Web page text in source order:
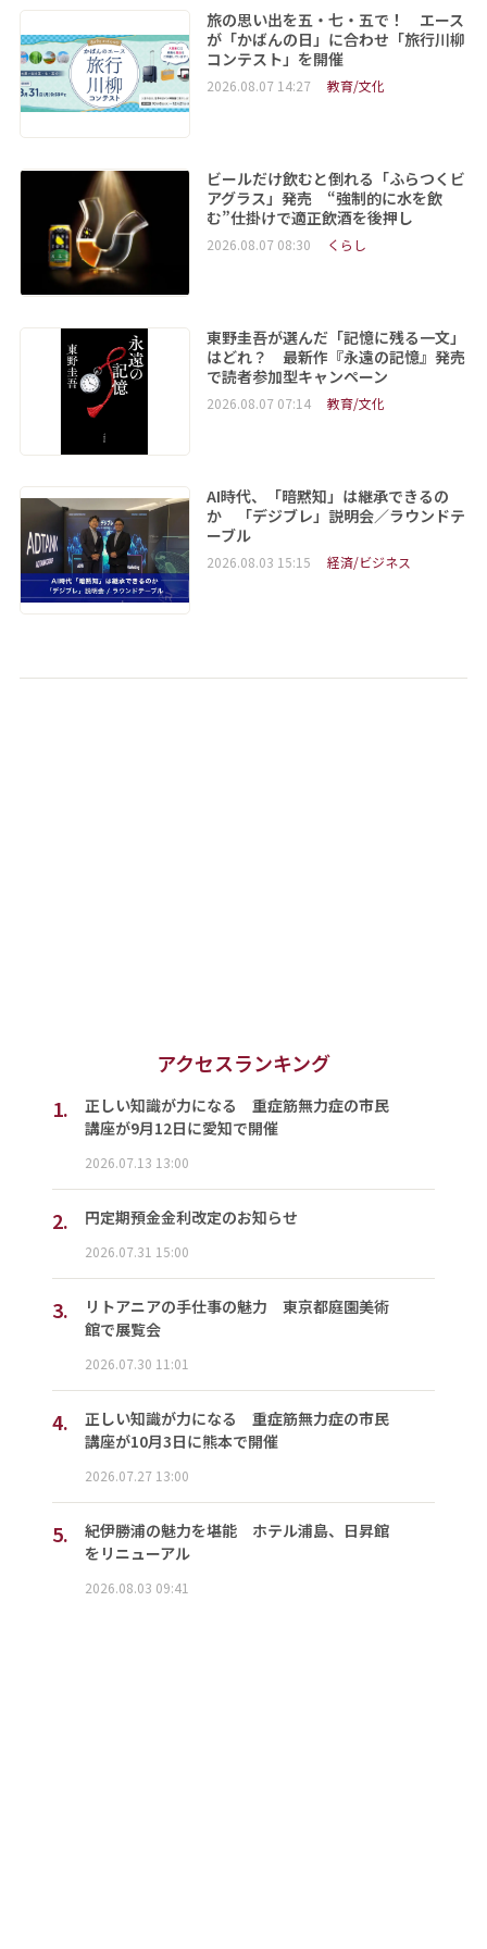
旅の思い出を五・七・五で！ エース
が「かばんの日」に合わせ「旅行川柳
コンテスト」を開催
2026.08.07 14:27 教育/文化
ビールだけ飲むと倒れる「ふらつくビ
アグラス」発売 “強制的に水を飲
む”仕掛けで適正飲酒を後押し
2026.08.07 08:30 くらし
東野圭吾が選んだ「記憶に残る一文」
はどれ？ 最新作『永遠の記憶』発売
で読者参加型キャンペーン
2026.08.07 07:14 教育/文化
AI時代、「暗黙知」は継承できるの
か 「デジブレ」説明会／ラウンドテ
ーブル
2026.08.03 15:15 経済/ビジネス
アクセスランキング
1.
正しい知識が力になる 重症筋無力症の市民
講座が9月12日に愛知で開催
2026.07.13 13:00
2. 円定期預金金利改定のお知らせ
2026.07.31 15:00
3.
リトアニアの手仕事の魅力 東京都庭園美術
館で展覧会
2026.07.30 11:01
4.
正しい知識が力になる 重症筋無力症の市民
講座が10月3日に熊本で開催
2026.07.27 13:00
5.
紀伊勝浦の魅力を堪能 ホテル浦島、日昇館
をリニューアル
2026.08.03 09:41